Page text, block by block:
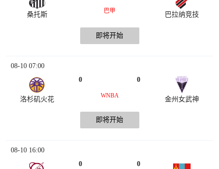
桑托斯 巴甲 巴拉纳竞技
即将开始
08-10 07:00
洛杉矶火花
0
WNBA
0
金州女武神
即将开始
08-10 16:00
0 0